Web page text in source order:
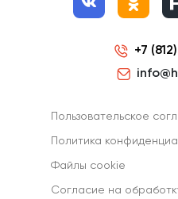
+7
Пользовательское
Политика
Файлы cookie
Согласиe на